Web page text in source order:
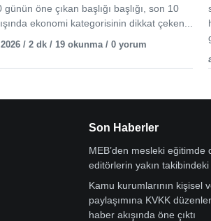
günün öne çıkan başlığı başlığı, son 10
ekonomi kategorisinin dikkat çeken...
/ 2 dk / 19 okunma / 0 yorum
Son Haberler
MEB’den mesleki eğitimde
editörlerin yakın
Kamu kurumlarının kişisel
paylaşımına KVKK
haber akışında öne çıktı